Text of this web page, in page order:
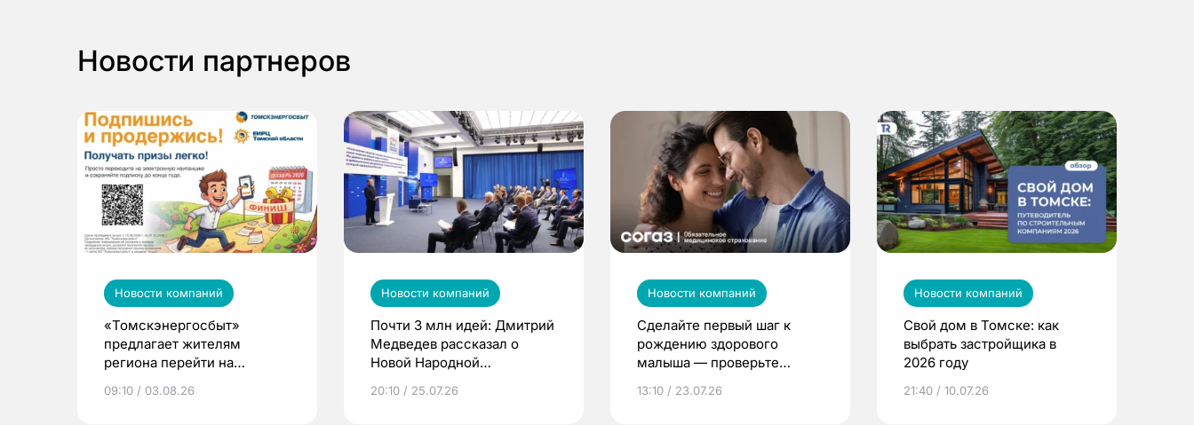
Новости партнеров
Новости компаний
«Томскэнергосбыт»
предлагает жителям
региона перейти на
выиграть призы
09:10 / 03.08.26
Новости компаний
Почти 3 млн идей: Дмитрий
Медведев рассказал о
Новой Народной
20:10 / 25.07.26
Новости компаний
Сделайте первый шаг к
рождению здорового
малыша — проверьте
по ОМС!
13:10 / 23.07.26
Новости компаний
Свой дом в Томске: как
выбрать застройщика в
2026 году
21:40 / 10.07.26